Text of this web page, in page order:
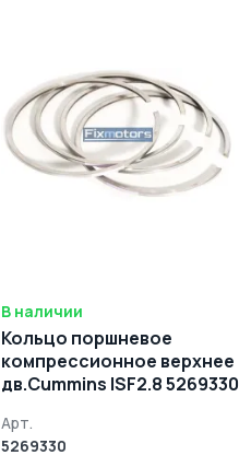
В наличии
Кольцо поршневое
компрессионное верхнее
дв.Cummins ISF2.8 5269330
Арт.
5269330